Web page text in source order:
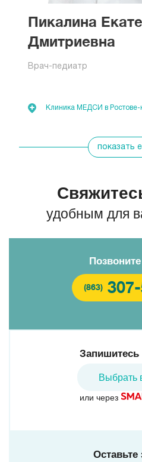
Пикалина
Дмитриевна
Врач-педиатр
Клиника МЕДСИ в
Мануйлова
Врач-педиатр
показать
удобным для
(863)
Оставьте
Выбрать
или через